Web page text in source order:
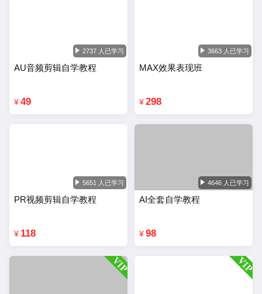
2737 人已学习
AU音频剪辑自学教程
¥ 49
3663 人已学习
MAX效果表现班
¥ 298
5651 人已学习
PR视频剪辑自学教程
¥ 118
4646 人已学习
AI全套自学教程
¥ 98